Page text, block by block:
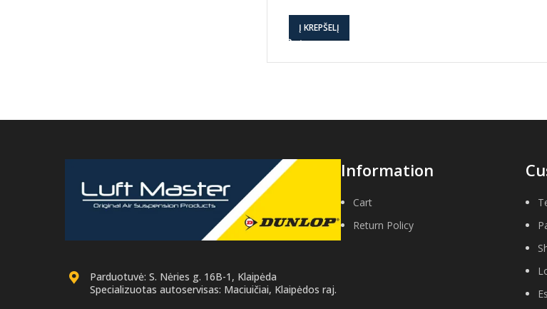
Į KREPŠELĮ
Parduotuvė: S. Nėries g. 16B-1, Klaipėda
Specializuotas autoservisas: Maciuičiai, Klaipėdos raj.
Information
Cart
Return Policy